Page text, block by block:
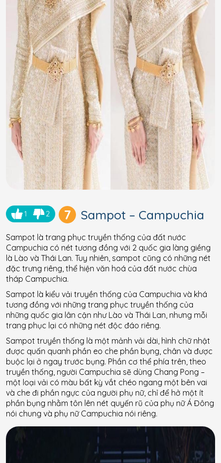
1 2 7 Sampot – Campuchia
Sampot là trang phục truyền thống của đất nước
Campuchia có nét tương đồng với 2 quốc gia làng giềng
là Lào và Thái Lan. Tuy nhiên, sampot cũng có những nét
đặc trưng riêng, thể hiện văn hoá của đất nước chùa
tháp Campuchia.
Sampot là kiểu vải truyền thống của Campuchia và khá
tương đồng với những trang phục truyền thống của
những quốc gia lân cận như Lào và Thái Lan, nhưng mỗi
trang phục lại có những nét độc đáo riêng.
Sampot truyền thống là một mảnh vải dài, hình chữ nhật
được quấn quanh phần eo che phần bụng, chân và được
buộc lại ở ngay trước bụng. Phần cơ thể phía trên, theo
truyền thống, người Campuchia sẽ dùng Chang Pong –
một loại vải có màu bất kỳ vắt chéo ngang một bên vai
và che đi phần ngực của người phụ nữ, chỉ để hở một ít
phần bụng nhằm tôn lên nét quyến rũ của phụ nữ Á Đông
nói chung và phụ nữ Campuchia nói riêng.